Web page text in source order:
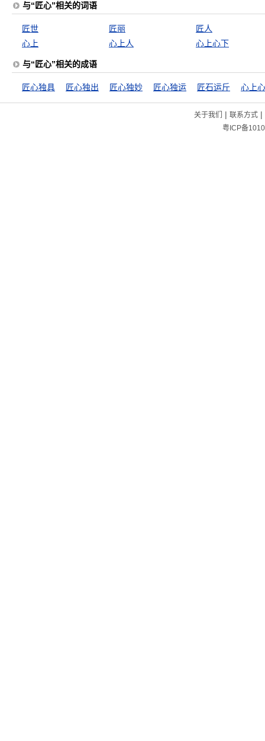
与“匠心”相关的词语
匠世 匠丽
匠人
心上
心上人 心上心下
与“匠心”相关的成语
匠心独具 匠心独出 匠心独妙 匠心独运 匠石运斤 心上
关于我们 | 联系方式|
粤ICP备